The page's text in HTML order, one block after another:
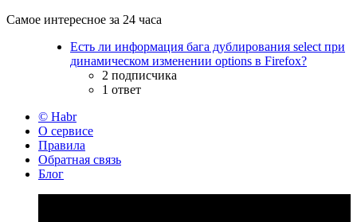
Самое интересное за 24 часа
Есть ли информация бага дублирования select при
динамическом изменении options в Firefox?
2 подписчика
1 ответ
© Habr
О сервисе
Правила
Обратная связь
Блог